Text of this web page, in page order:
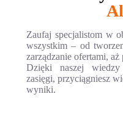
Zaufaj specjalistom w
wszystkim – od
zarządzanie ofertami,
Dzięki naszej
zasięgi, przyciągniesz
wyniki.